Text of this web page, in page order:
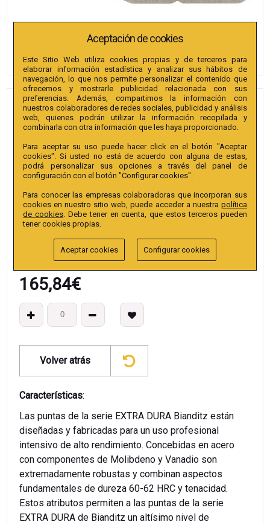
PUNTAS BIANDITZ TX
SEGURIDAD 10 X 25MM 1/4"
Referencia:238161
Colección
Punta TX Tamper 25mm 1/4" Extra.
EAN13:
165,84€
Volver atrás
Características:
Las puntas de la serie EXTRA DURA Bianditz están
diseñadas y fabricadas para un uso profesional
intensivo de alto rendimiento. Concebidas en acero
con componentes de Molibdeno y Vanadio son
extremadamente robustas y combinan aspectos
fundamentales de dureza 60-62 HRC y tenacidad.
Estos atributos permiten a las puntas de la serie
EXTRA DURA de Bianditz un altísimo nivel de
Aceptación de cookies
Este Sitio Web utiliza cookies propias y de terceros para
elaborar información estadística y analizar sus hábitos de
navegación, lo que nos permite personalizar el contenido que
ofrecemos y mostrarle publicidad relacionada con sus
preferencias. Además, compartimos la información con
nuestros colaboradores de redes sociales, publicidad y análisis
web, quienes podrán utilizar la información recopilada y
combinarla con otra información que les haya proporcionado.
Para aceptar su uso puede hacer click en el botón "Aceptar
cookies". Si usted no está de acuerdo con alguna de estas,
podrá personalizar sus opciones a través del panel de
configuración con el botón "Configurar cookies".
Para conocer las empresas colaboradoras que incorporan sus
cookies en nuestro sitio web, puede acceder a nuestra política
de cookies . Debe tener en cuenta, que estos terceros pueden
tener cookies propias.
Aceptar cookies Configurar cookies